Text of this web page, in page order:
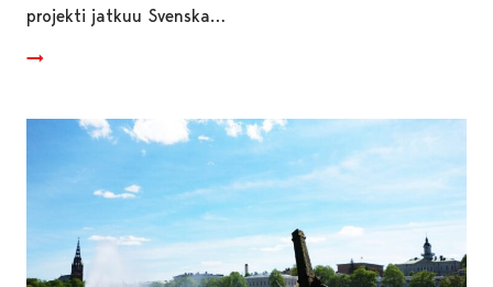
projekti jatkuu Svenska…